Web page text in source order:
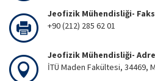
Jeofizik Mühendisliği- Faks
+90 (212) 285 62 01
Jeofizik Mühendisliği-
İTÜ Maden Fakültesi, 34469,